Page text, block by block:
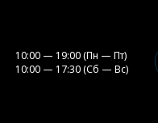
10:00 — 19:00 (Пн — Пт)
10:00 — 17:30 (Сб — Вс)